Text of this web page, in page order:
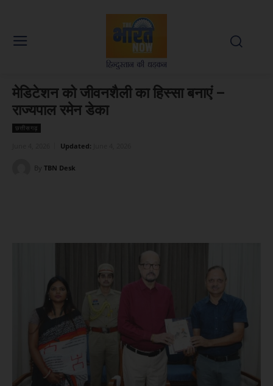
मेडिटेशन को जीवनशैली का हिस्सा बनाएं –
राज्यपाल रमेन डेका
छत्तीसगढ़
Updated:
By TBN Desk